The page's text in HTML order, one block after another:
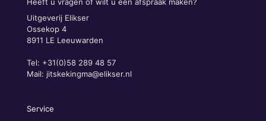
Uitgeverij Elikser
Ossekop 4
8911 LE Leeuwarden
Tel: +31(0)58 289 48 57
Mail: jitskekingma@elikser.nl
Service